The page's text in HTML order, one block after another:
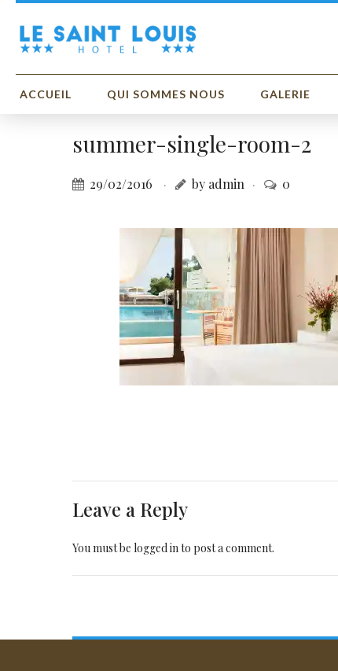
ACCUEIL QUI SOMMES NOUS GALERIE
summer-single-room-2
29/02/2016 by admin 0
Leave a Reply
You must be logged into post a comment.